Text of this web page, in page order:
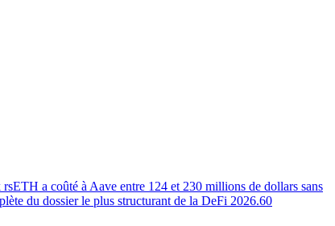
a coûté à Aave entre 124 et 230 millions de dollars sans
du dossier le plus structurant de la DeFi 2026.60